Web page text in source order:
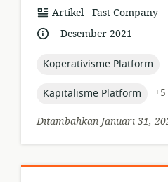
format
sumber
daya:
Artikel .
penerbit:
Fast Company
bahasa:
.
tanggal
Desember 2021
topic:
Koperativisme Platform
topic:
Kapitalisme Platform
Ditambahkan Januari 31,